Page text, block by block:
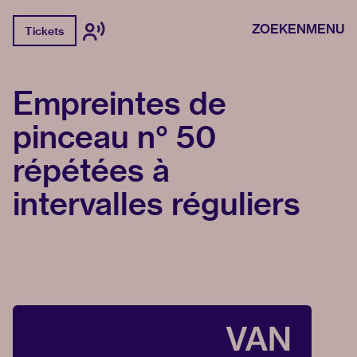
Tickets ZOEKENMENU
Empreintes de
pinceau n° 50
répétées à
intervalles réguliers